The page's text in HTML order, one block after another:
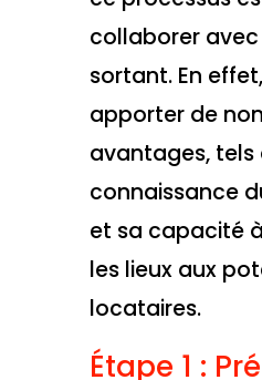
collaborer
sortant. En
apporter de
avantages, tels
connaissance
et sa capacité
les lieux aux
locataires.
Étape 1 :